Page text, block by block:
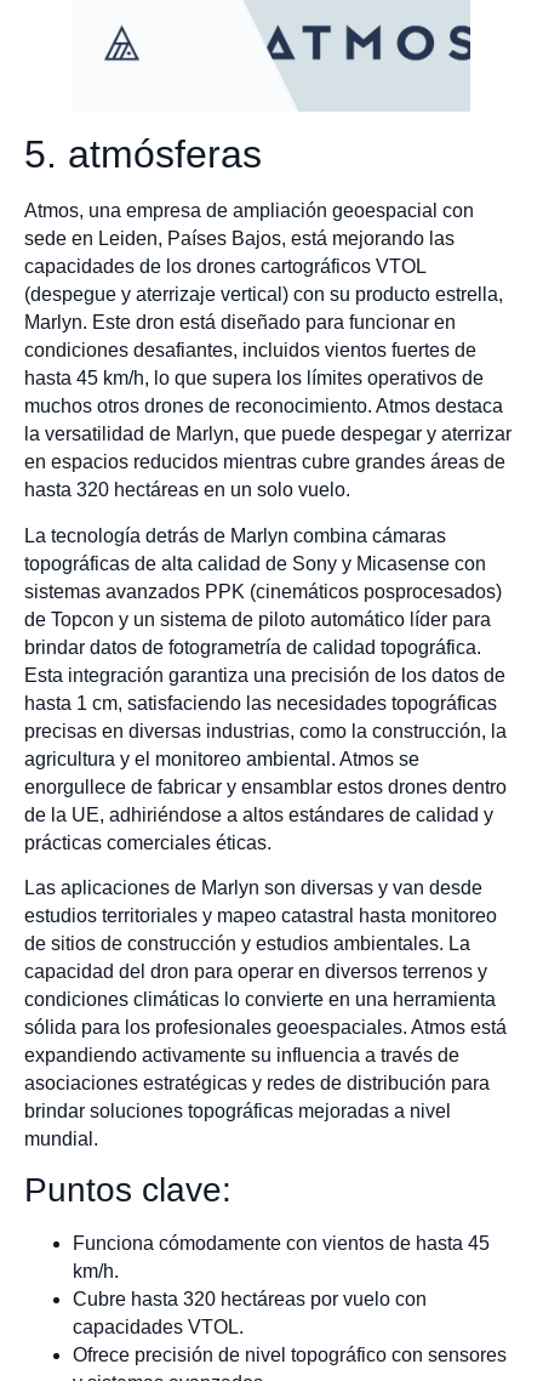
5. atmósferas
Atmos, una empresa de ampliación geoespacial con
sede en Leiden, Países Bajos, está mejorando las
capacidades de los drones cartográficos VTOL
(despegue y aterrizaje vertical) con su producto estrella,
Marlyn. Este dron está diseñado para funcionar en
condiciones desafiantes, incluidos vientos fuertes de
hasta 45 km/h, lo que supera los límites operativos de
muchos otros drones de reconocimiento. Atmos destaca
la versatilidad de Marlyn, que puede despegar y aterrizar
en espacios reducidos mientras cubre grandes áreas de
hasta 320 hectáreas en un solo vuelo.
La tecnología detrás de Marlyn combina cámaras
topográficas de alta calidad de Sony y Micasense con
sistemas avanzados PPK (cinemáticos posprocesados)
de Topcon y un sistema de piloto automático líder para
brindar datos de fotogrametría de calidad topográfica.
Esta integración garantiza una precisión de los datos de
hasta 1 cm, satisfaciendo las necesidades topográficas
precisas en diversas industrias, como la construcción, la
agricultura y el monitoreo ambiental. Atmos se
enorgullece de fabricar y ensamblar estos drones dentro
de la UE, adhiriéndose a altos estándares de calidad y
prácticas comerciales éticas.
Las aplicaciones de Marlyn son diversas y van desde
estudios territoriales y mapeo catastral hasta monitoreo
de sitios de construcción y estudios ambientales. La
capacidad del dron para operar en diversos terrenos y
condiciones climáticas lo convierte en una herramienta
sólida para los profesionales geoespaciales. Atmos está
expandiendo activamente su influencia a través de
asociaciones estratégicas y redes de distribución para
brindar soluciones topográficas mejoradas a nivel
mundial.
Puntos clave:
Funciona cómodamente con vientos de hasta 45
km/h.
Cubre hasta 320 hectáreas por vuelo con
capacidades VTOL.
Ofrece precisión de nivel topográfico con sensores